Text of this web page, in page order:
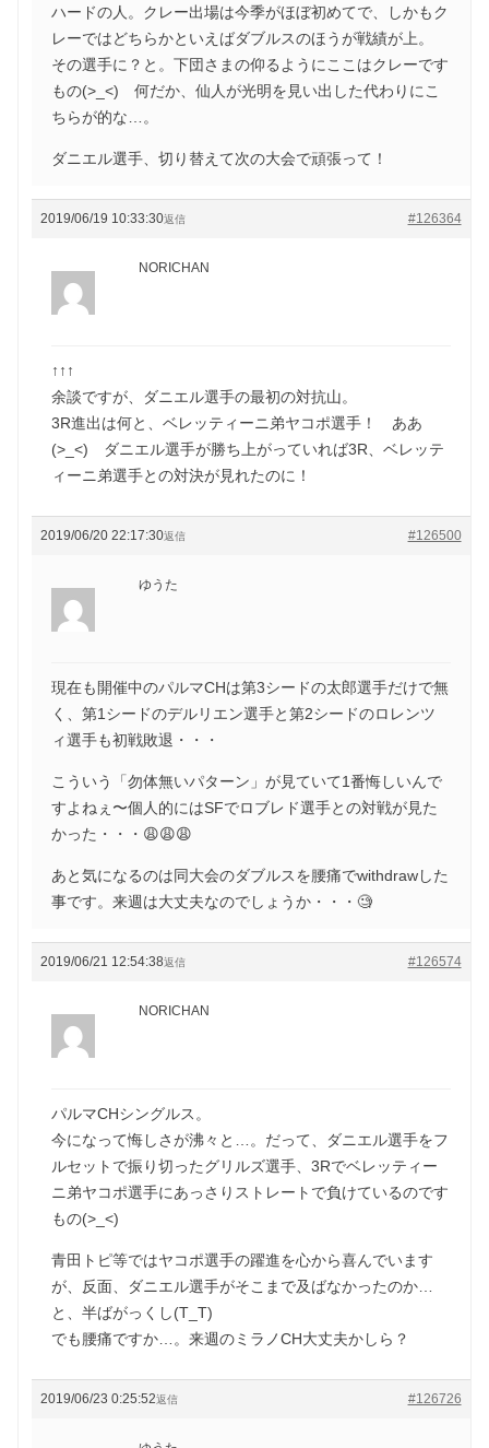
ハードの人。クレー出場は今季がほぼ初めてで、しかもク
レーではどちらかといえばダブルスのほうが戦績が上。
その選手に？と。下団さまの仰るようにここはクレーです
もの(>_<) 何だか、仙人が光明を見い出した代わりにこ
ちらが的な…。
ダニエル選手、切り替えて次の大会で頑張って！
2019/06/19 10:33:30 #126364
返信
NORICHAN
↑↑↑
余談ですが、ダニエル選手の最初の対抗山。
3R進出は何と、ベレッティーニ弟ヤコポ選手！ ああ
(>_<) ダニエル選手が勝ち上がっていれば3R、ベレッテ
ィーニ弟選手との対決が見れたのに！
2019/06/20 22:17:30 #126500
返信
ゆうた
現在も開催中のパルマCHは第3シードの太郎選手だけで無
く、第1シードのデルリエン選手と第2シードのロレンツ
ィ選手も初戦敗退・・・
こういう「勿体無いパターン」が見ていて1番悔しいんで
すよねぇ〜個人的にはSFでロブレド選手との対戦が見た
かった・・・😩😩😩
あと気になるのは同大会のダブルスを腰痛でwithdrawした
事です。来週は大丈夫なのでしょうか・・・🧐
2019/06/21 12:54:38 #126574
返信
NORICHAN
パルマCHシングルス。
今になって悔しさが沸々と…。だって、ダニエル選手をフ
ルセットで振り切ったグリルズ選手、3Rでベレッティー
ニ弟ヤコポ選手にあっさりストレートで負けているのです
もの(>_<)
青田トピ等ではヤコポ選手の躍進を心から喜んでいます
が、反面、ダニエル選手がそこまで及ばなかったのか…
と、半ばがっくし(T_T)
でも腰痛ですか…。来週のミラノCH大丈夫かしら？
2019/06/23 0:25:52 #126726
返信